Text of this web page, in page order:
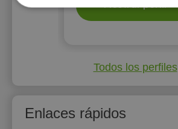
Mostrar perfil
Todos los perfiles
Enlaces rápidos